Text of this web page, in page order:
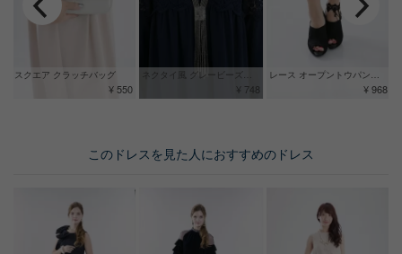
ネクタイ風 グレービーズネックレス
¥ 748
レース オープントウパンプス
¥ 968
スクエア クラッチバッグ
¥ 550
このドレスを見た人におすすめのドレス